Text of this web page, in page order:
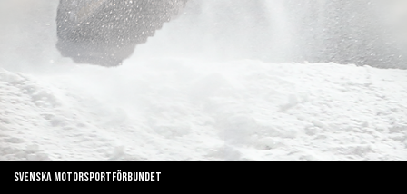
Svenska Motorsportförbundet